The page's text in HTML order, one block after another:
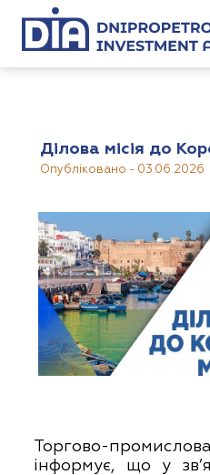
Ділова місія до
Опубліковано - 03.06.2026
Торгово-
інформує, що у